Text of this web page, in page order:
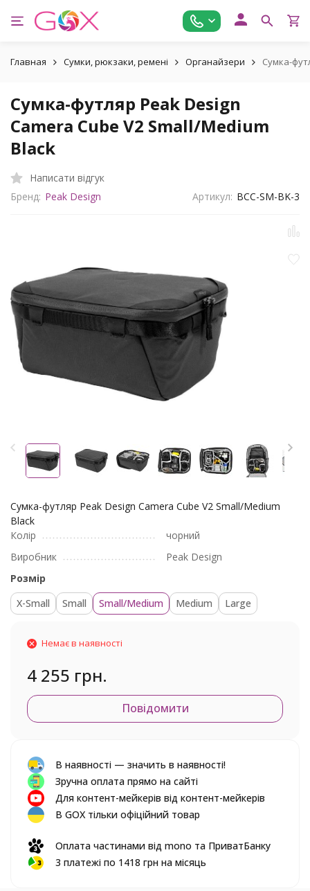
Главная Сумки, рюкзаки, ремені Органайзери Сумка-
Сумка-футляр Peak Design
Camera Cube V2 Small/Medium
Black
Написати відгук
Бренд: Peak Design Артикул: BCC-SM-BK-3
Сумка-футляр Peak Design Camera Cube V2 Small/Medium
Black
Колір
чорний
Виробник
Peak Design
Розмір
X-Small
Small Small/Medium Medium Large
Немає в наявності
4 255 грн.
Повідомити
В наявності — значить в наявності!
Зручна оплата прямо на сайті
Для контент-мейкерів від контент-мейкерів
В GOX тільки офіційний товар
Оплата частинами від mono та ПриватБанку
3 платежі по 1418 грн на місяць